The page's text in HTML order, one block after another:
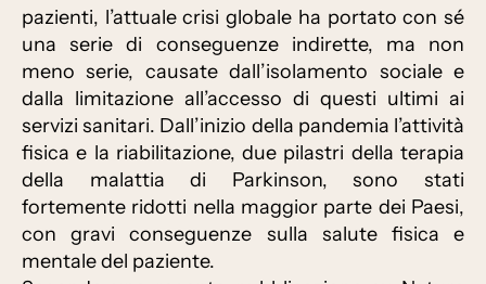
pazienti, l’attuale crisi globale ha portato con sé
una serie di conseguenze indirette, ma non
meno serie, causate dall’isolamento sociale e
dalla limitazione all’accesso di questi ultimi ai
servizi sanitari. Dall’inizio della pandemia l’attività
fisica e la riabilitazione, due pilastri della terapia
della malattia di Parkinson, sono stati
fortemente ridotti nella maggior parte dei Paesi,
con gravi conseguenze sulla salute fisica e
mentale del paziente.